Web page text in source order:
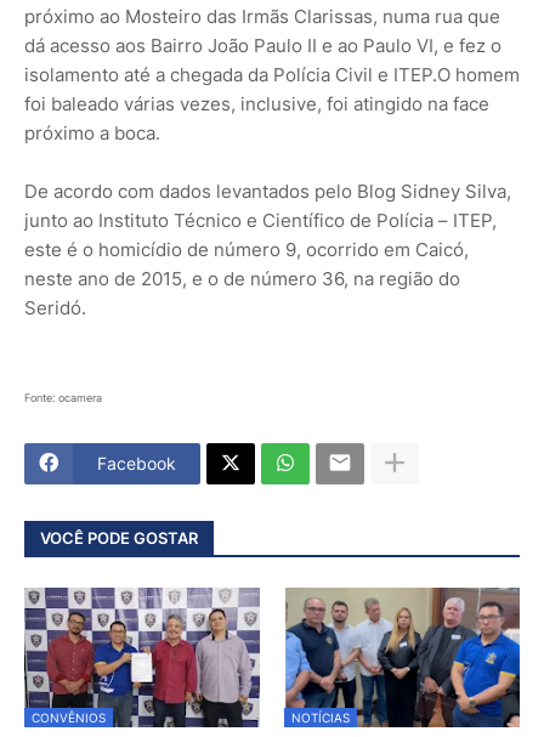
próximo ao Mosteiro das Irmãs Clarissas, numa rua que
dá acesso aos Bairro João Paulo II e ao Paulo VI, e fez o
isolamento até a chegada da Polícia Civil e ITEP.O homem
foi baleado várias vezes, inclusive, foi atingido na face
próximo a boca.
De acordo com dados levantados pelo Blog Sidney Silva,
junto ao Instituto Técnico e Científico de Polícia – ITEP,
este é o homicídio de número 9, ocorrido em Caicó,
neste ano de 2015, e o de número 36, na região do
Seridó.
Fonte: ocamera
Facebook
VOCÊ PODE GOSTAR
CONVÊNIOS NOTÍCIAS